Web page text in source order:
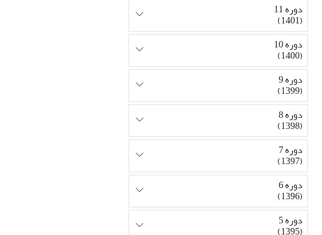
دوره 11
(1401)
دوره 10
(1400)
دوره 9
(1399)
دوره 8
(1398)
دوره 7
(1397)
دوره 6
(1396)
دوره 5